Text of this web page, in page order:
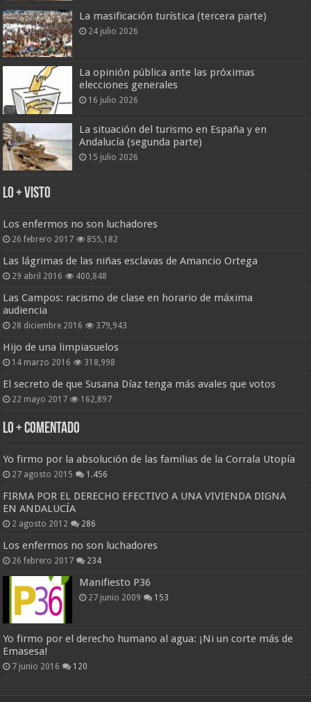
La masificación turística (tercera parte)
24 julio 2026
La opinión pública ante las próximas
elecciones generales
16 julio 2026
La situación del turismo en España y en
Andalucía (segunda parte)
15 julio 2026
Lo + Visto
Los enfermos no son luchadores
26 febrero 2017 855,182
Las lágrimas de las niñas esclavas de Amancio Ortega
29 abril 2016 400,848
Las Campos: racismo de clase en horario de máxima
audiencia
28 diciembre 2016 379,943
Hijo de una limpiasuelos
14 marzo 2016 318,998
El secreto de que Susana Díaz tenga más avales que votos
22 mayo 2017 162,897
Lo + Comentado
Yo firmo por la absolución de las familias de la Corrala Utopía
27 agosto 2015 1.456
FIRMA POR EL DERECHO EFECTIVO A UNA VIVIENDA DIGNA
EN ANDALUCÍA
2 agosto 2012 286
Los enfermos no son luchadores
26 febrero 2017 234
Manifiesto P36
27 junio 2009 153
Yo firmo por el derecho humano al agua: ¡Ni un corte más de
Emasesa!
7 junio 2016 120